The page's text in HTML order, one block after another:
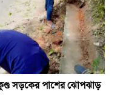
সড়কের পাশের ঝোপঝাড়